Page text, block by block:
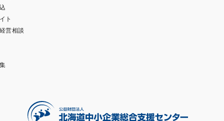
ト
営相談